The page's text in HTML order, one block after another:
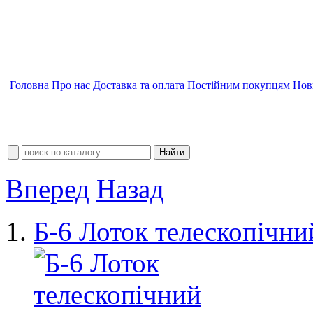
Головна Про нас Доставка та оплата Постійним покупцям
Вперед Назад
Б-6 Лоток